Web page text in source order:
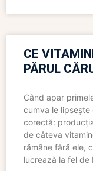
CE
PĂRUL
Când apar
cumva le
corectă:
de câteva
rămâne fără ele,
lucrează la fel de